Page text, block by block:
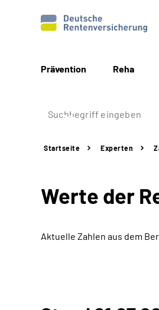
Prävention Reha
Startseite Experten
Werte der
Aktuelle Zahlen aus dem